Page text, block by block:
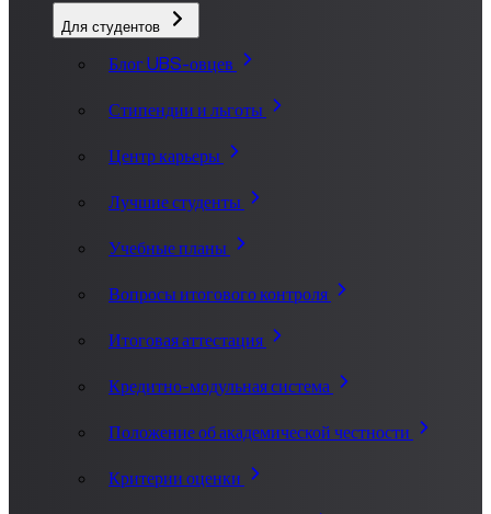
Для студентов
Блог UBS-овцев
Стипендии и льготы
Центр карьеры
Лучшие студенты
Учебные планы
Вопросы итогового контроля
Итоговая аттестация
Кредитно-модульная система
Положение об академической честности
Критерии оценки